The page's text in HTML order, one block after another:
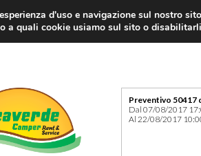
Preventivo 50417
Dal 07/08/2017
Al 22/08/2017
d'uso e navigazione sul nostro
a quali cookie usiamo sul sito o